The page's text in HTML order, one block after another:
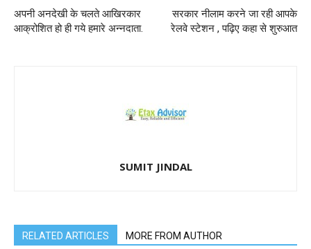
अपनी अनदेखी के चलते आखिरकार
आक्रोशित हो ही गये हमारे अन्नदाता.
सरकार नीलाम करने जा रही आपके
रेलवे स्टेशन , पढ़िए कहा से शुरुआत
SUMIT JINDAL
RELATED ARTICLES MORE FROM AUTHOR